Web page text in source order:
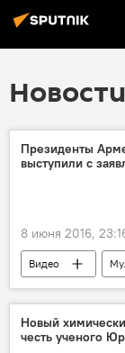
Президенты
выступили с
8 июня 2016,
Видео
Новый
честь ученого